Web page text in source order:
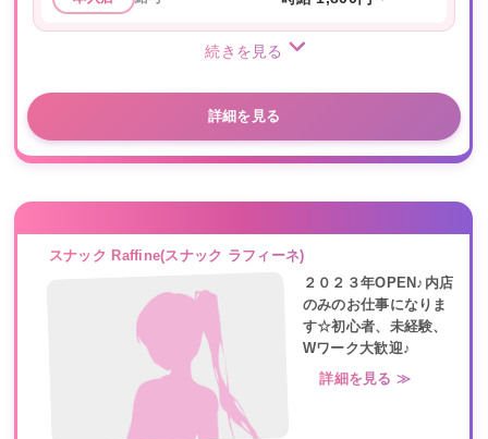
続きを見る
詳細を見る
スナック Raffine(スナック ラフィーネ)
２０２３年OPEN♪内店
のみのお仕事になりま
す☆初心者、未経験、
Wワーク大歓迎♪
詳細を見る ≫